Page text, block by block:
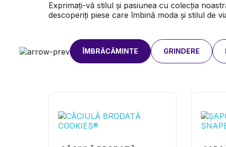
Exprimați-vă stilul și pasiunea cu colecția
descoperiți piese care îmbină moda și stilul de
GRINDERE
ÎMBRĂCĂMINTE